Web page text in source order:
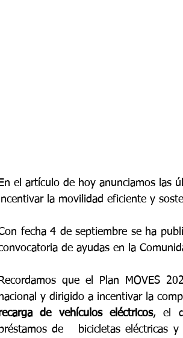
En el artículo de hoy anunciamos las
la movilidad eficiente y
fecha 4 de septiembre se ha
de ayudas en la
Recordamos que el Plan MOVES
de vehículos eléctricos, el
de   bicicletas eléctricas